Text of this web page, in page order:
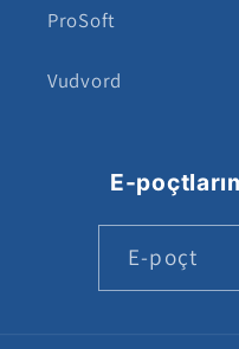
ProSoft
Vudvord
E-
E-poçt